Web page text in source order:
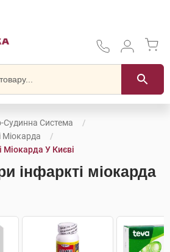
Судинна Система
Міокарда
Міокарда У Києві
інфаркті міокарда